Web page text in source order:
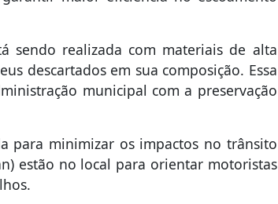
sendo realizada com materiais de alta
descartados em sua composição. Essa
municipal com a preservação
para minimizar os impactos no trânsito
estão no local para orientar motoristas